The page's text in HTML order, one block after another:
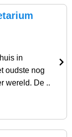
in
oudste nog
wereld. De ..